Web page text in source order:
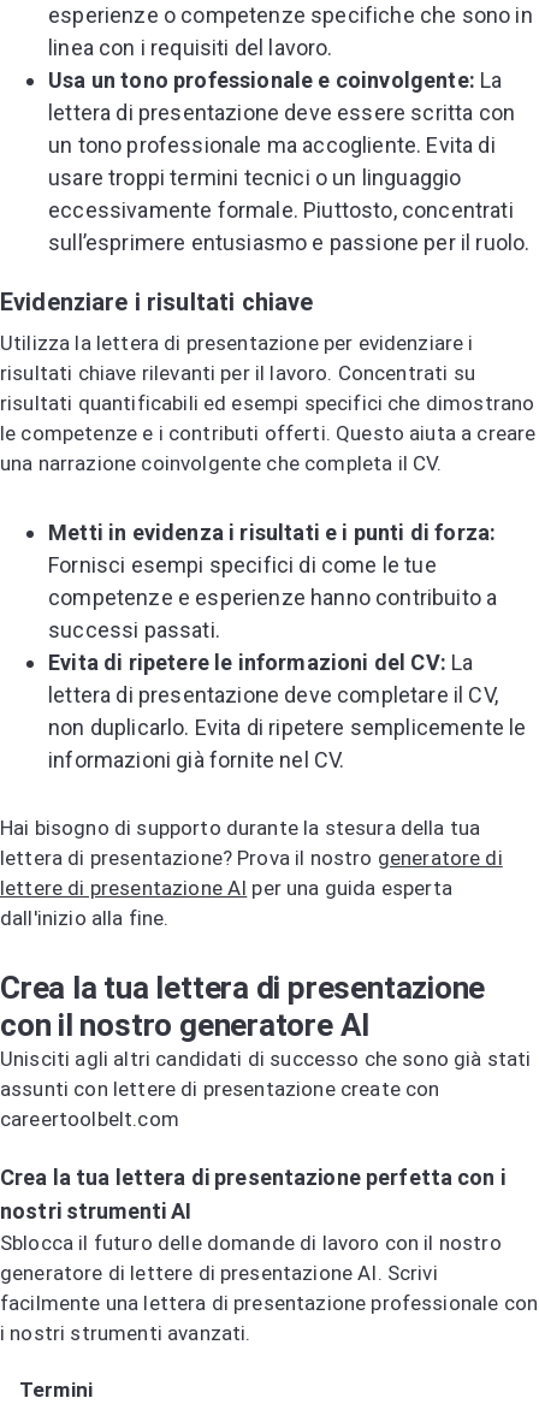
esperienze o competenze specifiche che sono in
linea con i requisiti del lavoro.
Usa un tono professionale e coinvolgente: La
lettera di presentazione deve essere scritta con
un tono professionale ma accogliente. Evita di
usare troppi termini tecnici o un linguaggio
eccessivamente formale. Piuttosto, concentrati
sull’esprimere entusiasmo e passione per il ruolo.
Evidenziare i risultati chiave
Utilizza la lettera di presentazione per evidenziare i
risultati chiave rilevanti per il lavoro. Concentrati su
risultati quantificabili ed esempi specifici che dimostrano
le competenze e i contributi offerti. Questo aiuta a creare
una narrazione coinvolgente che completa il CV.
Metti in evidenza i risultati e i punti di forza:
Fornisci esempi specifici di come le tue
competenze e esperienze hanno contribuito a
successi passati.
Evita di ripetere le informazioni del CV: La
lettera di presentazione deve completare il CV,
non duplicarlo. Evita di ripetere semplicemente le
informazioni già fornite nel CV.
Hai bisogno di supporto durante la stesura della tua
lettera di presentazione? Prova il nostro generatore di
lettere di presentazione AI per una guida esperta
dall'inizio alla fine.
Crea la tua lettera di presentazione
con il nostro generatore AI
Unisciti agli altri candidati di successo che sono già stati
assunti con lettere di presentazione create con
careertoolbelt.com
Crea la tua lettera di presentazione perfetta con i
nostri strumenti AI
Sblocca il futuro delle domande di lavoro con il nostro
generatore di lettere di presentazione AI. Scrivi
facilmente una lettera di presentazione professionale con
i nostri strumenti avanzati.
Termini